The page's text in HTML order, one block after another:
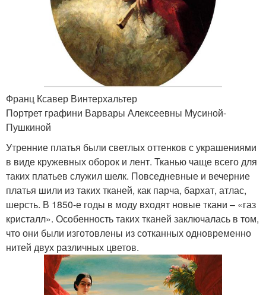
Франц Ксавер Винтерхальтер
Портрет графини Варвары Алексеевны Мусиной-
Пушкиной
Утренние платья были светлых оттенков с украшениями
в виде кружевных оборок и лент. Тканью чаще всего для
таких платьев служил шелк. Повседневные и вечерние
платья шили из таких тканей, как парча, бархат, атлас,
шерсть. В 1850-е годы в моду входят новые ткани – «газ
кристалл». Особенность таких тканей заключалась в том,
что они были изготовлены из сотканных одновременно
нитей двух различных цветов.